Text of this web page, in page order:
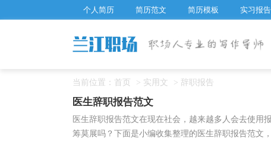
个人简历 简历范文 简历模板 实习报告
当前位置： 首页 > 实用文 > 辞职报告
医生辞职报告范文
医生辞职报告范文在现在社会，越来越多人会去使用
筹莫展吗？下面是小编收集整理的医生辞职报告范文